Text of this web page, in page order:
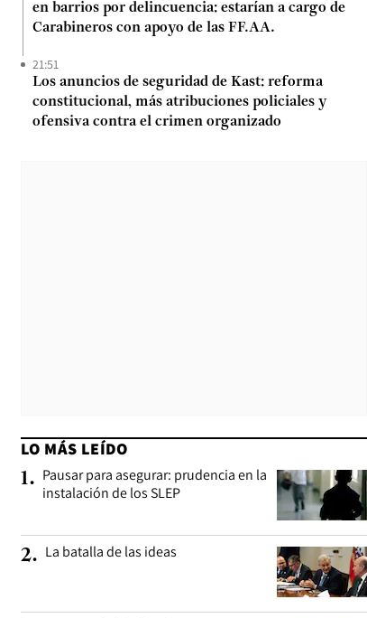
en barrios por delincuencia: estarían a cargo de
Carabineros con apoyo de las FF.AA.
21:51
Los anuncios de seguridad de Kast: reforma
constitucional, más atribuciones policiales y
ofensiva contra el crimen organizado
LO MÁS LEÍDO
1. Pausar para asegurar: prudencia en la
instalación de los SLEP
2. La batalla de las ideas